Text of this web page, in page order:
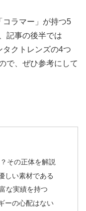
コラマー」が持つ5
記事の後半では
タクトレンズの4つ
で、ぜひ参考にして
その正体を解説
しい素材である
な実績を持つ
ーの心配はない